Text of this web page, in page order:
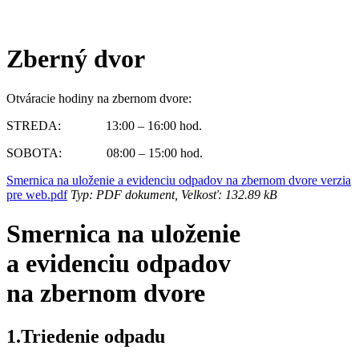
Zberný dvor
Otváracie hodiny na zbernom dvore:
STREDA: 13:00 – 16:00 hod.
SOBOTA: 08:00 – 15:00 hod.
Smernica na uloženie a evidenciu odpadov na zbernom dvore verzia
pre web.pdfTyp: PDF dokument, Velkosť: 132.89 kB
Smernica na uloženie
a evidenciu odpadov
na zbernom dvore
1.Triedenie odpadu